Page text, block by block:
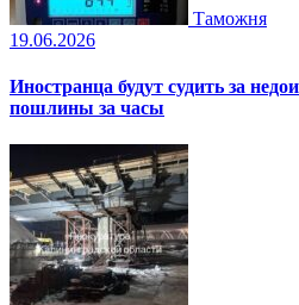
Таможня
19.06.2026
Иностранца будут судить за
пошлины за часы